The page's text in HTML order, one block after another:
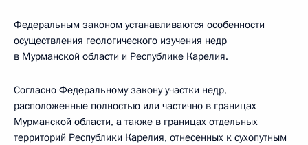
Федеральным законом устанавливаются особенности
осуществления геологического изучения недр
в Мурманской области и Республике Карелия.
Согласно Федеральному закону участки недр,
расположенные полностью или частично в границах
Мурманской области, а также в границах отдельных
территорий Республики Карелия, отнесенных к сухопутным